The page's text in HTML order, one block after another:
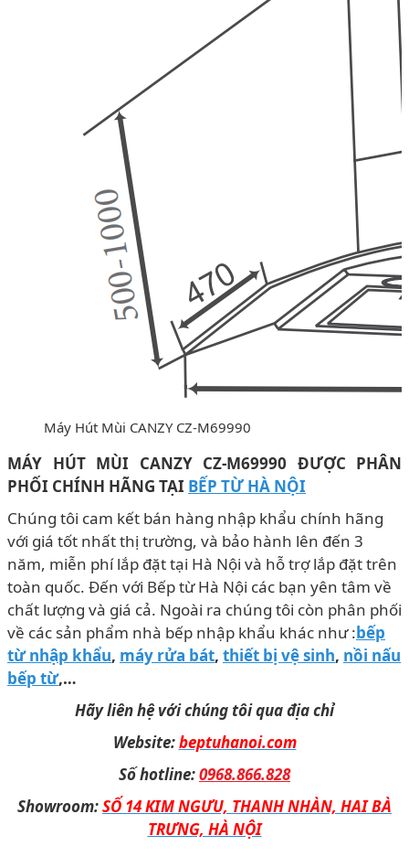
Máy Hút Mùi CANZY CZ-M69990
MÁY HÚT MÙI CANZY CZ-M69990 ĐƯỢC PHÂN
PHỐI CHÍNH HÃNG TẠI BẾP TỪ HÀ NỘI
Chúng tôi cam kết bán hàng nhập khẩu chính hãng
với giá tốt nhất thị trường, và bảo hành lên đến 3
năm, miễn phí lắp đặt tại Hà Nội và hỗ trợ lắp đặt trên
toàn quốc. Đến với Bếp từ Hà Nội các bạn yên tâm về
chất lượng và giá cả. Ngoài ra chúng tôi còn phân phối
về các sản phẩm nhà bếp nhập khẩu khác như :bếp
từ nhập khẩu, máy rửa bát, thiết bị vệ sinh, nồi nấu
bếp từ,…
Hãy liên hệ với chúng tôi qua địa chỉ
Website:beptuhanoi.com
Số hotline:0968.866.828
Showroom:SỐ 14 KIM NGƯU, THANH NHÀN, HAI BÀ
TRƯNG, HÀ NỘI